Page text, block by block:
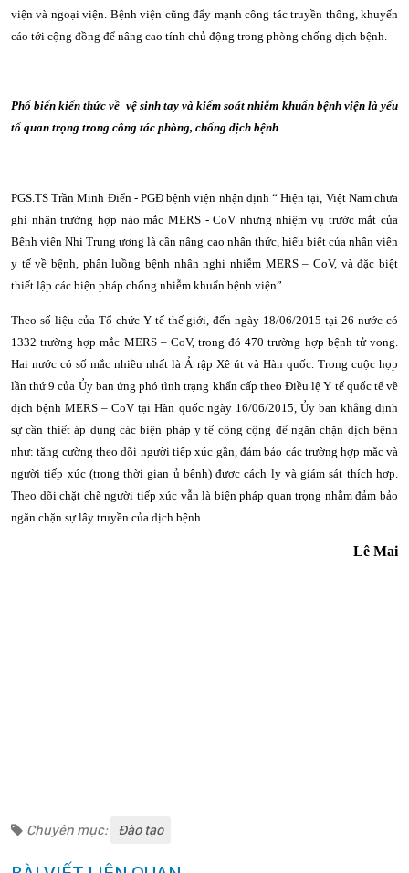
viện và ngoại viện. Bệnh viện cũngđẩy mạnh công tác truyền thông, khuyến
cáo tới cộng đồng để nâng cao tính chủ động trong phòng chống dịch bệnh.
Phổ biến kiến thức về vệ sinh tay và kiểm soát nhiễm khuẩn bệnh viện là yếu
tố quan trọng trong công tác phòng, chống dịch bệnh
PGS.TS Trần Minh Điển - PGĐ bệnh viện nhận định “ Hiện tại, Việt Nam chưa
ghi nhận trường hợp nào mắc MERS - CoV nhưng nhiệm vụ trước mắt của
Bệnh viện Nhi Trung ương là cần nâng cao nhận thức, hiểu biết của nhân viên
y tế về bệnh, phân luồng bệnh nhân nghi nhiễm MERS – CoV, và đặc biệt
thiết lập các biện pháp chống nhiễm khuẩn bệnh viện”.
Theo số liệu của Tổ chức Y tế thế giới, đến ngày 18/06/2015 tại 26 nước có
1332 trường hợp mắc MERS – CoV, trong đó 470 trường hợp bệnh tử vong.
Hai nước có số mắc nhiều nhất là Ả rập Xê út và Hàn quốc. Trong cuộc họp
lần thứ 9 của Ủy ban ứng phó tình trạng khẩn cấp theo Điều lệ Y tế quốc tế về
dịch bệnh MERS – CoV tại Hàn quốc ngày 16/06/2015, Ủy ban khẳng định
sự cần thiết áp dụng các biện pháp y tế công cộng để ngăn chặn dịch bệnh
như: tăng cường theo dõi người tiếp xúc gần, đảm bảo các trường hợp mắc và
người tiếp xúc (trong thời gian ủ bệnh) được cách ly và giám sát thích hợp.
Theo dõi chặt chẽ người tiếp xúc vẫn là biện pháp quan trọng nhằm đảm bảo
ngăn chặn sự lây truyền của dịch bệnh.
Lê Mai
Chuyên mục: Đào tạo